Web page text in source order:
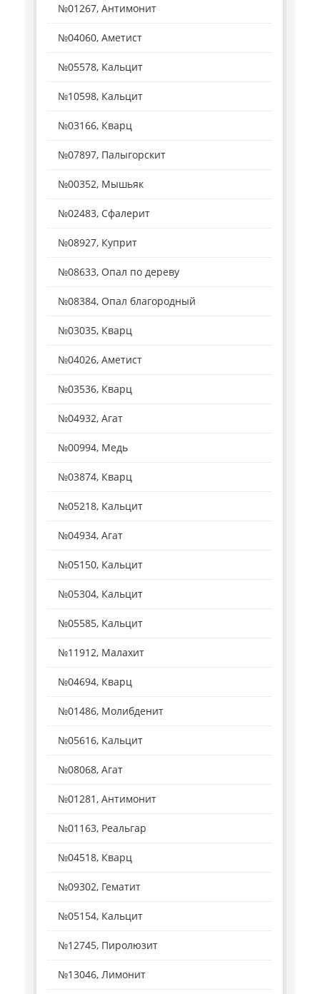
№01267, Антимонит
№04060, Аметист
№05578, Кальцит
№10598, Кальцит
№03166, Кварц
№07897, Палыгорскит
№00352, Мышьяк
№02483, Сфалерит
№08927, Куприт
№08633, Опал по дереву
№08384, Опал благородный
№03035, Кварц
№04026, Аметист
№03536, Кварц
№04932, Агат
№00994, Медь
№03874, Кварц
№05218, Кальцит
№04934, Агат
№05150, Кальцит
№05304, Кальцит
№05585, Кальцит
№11912, Малахит
№04694, Кварц
№01486, Молибденит
№05616, Кальцит
№08068, Агат
№01281, Антимонит
№01163, Реальгар
№04518, Кварц
№09302, Гематит
№05154, Кальцит
№12745, Пиролюзит
№13046, Лимонит